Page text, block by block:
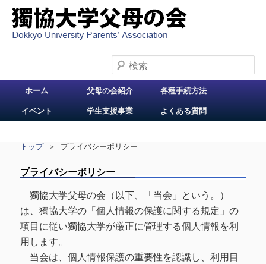
検索
メインメニュー
メインコンテンツへ
移動
ホーム 父母の会紹介
各種手続方法
イベント
学生支援事業 よくある質問
トップ＞ プライバシーポリシー
プライバシーポリシー
獨協大学父母の会（以下、「当会」という。）
は、獨協大学の「個人情報の保護に関する規定」の
項目に従い獨協大学が厳正に管理する個人情報を利
用します。
当会は、個人情報保護の重要性を認識し、利用目